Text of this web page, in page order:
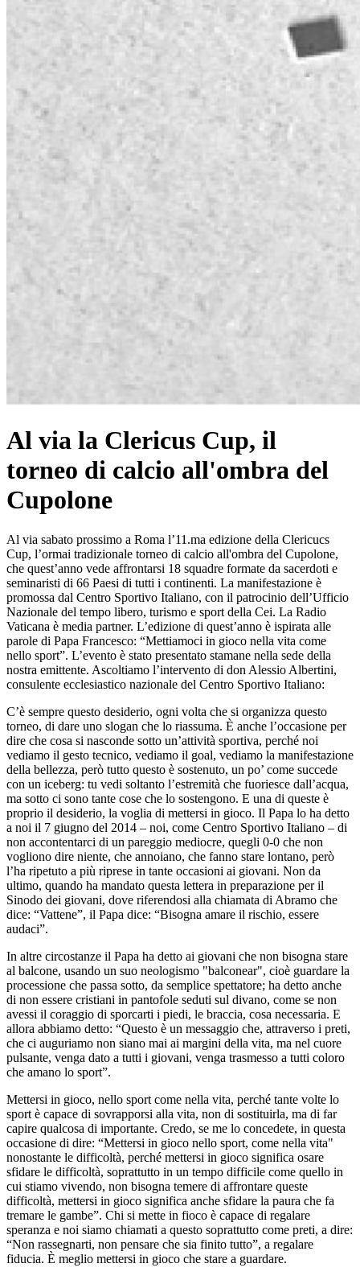
Al via la Clericus Cup, il
torneo di calcio all'ombra del
Cupolone
Al via sabato prossimo a Roma l’11.ma edizione della Clericucs
Cup, l’ormai tradizionale torneo di calcio all'ombra del Cupolone,
che quest’anno vede affrontarsi 18 squadre formate da sacerdoti e
seminaristi di 66 Paesi di tutti i continenti. La manifestazione è
promossa dal Centro Sportivo Italiano, con il patrocinio dell’Ufficio
Nazionale del tempo libero, turismo e sport della Cei. La Radio
Vaticana è media partner. L’edizione di quest’anno è ispirata alle
parole di Papa Francesco: “Mettiamoci in gioco nella vita come
nello sport”. L’evento è stato presentato stamane nella sede della
nostra emittente. Ascoltiamo l’intervento di don Alessio Albertini,
consulente ecclesiastico nazionale del Centro Sportivo Italiano:
C’è sempre questo desiderio, ogni volta che si organizza questo
torneo, di dare uno slogan che lo riassuma. È anche l’occasione per
dire che cosa si nasconde sotto un’attività sportiva, perché noi
vediamo il gesto tecnico, vediamo il goal, vediamo la manifestazione
della bellezza, però tutto questo è sostenuto, un po’ come succede
con un iceberg: tu vedi soltanto l’estremità che fuoriesce dall’acqua,
ma sotto ci sono tante cose che lo sostengono. E una di queste è
proprio il desiderio, la voglia di mettersi in gioco. Il Papa lo ha detto
a noi il 7 giugno del 2014 – noi, come Centro Sportivo Italiano – di
non accontentarci di un pareggio mediocre, quegli 0-0 che non
vogliono dire niente, che annoiano, che fanno stare lontano, però
l’ha ripetuto a più riprese in tante occasioni ai giovani. Non da
ultimo, quando ha mandato questa lettera in preparazione per il
Sinodo dei giovani, dove riferendosi alla chiamata di Abramo che
dice: “Vattene”, il Papa dice: “Bisogna amare il rischio, essere
audaci”.
In altre circostanze il Papa ha detto ai giovani che non bisogna stare
al balcone, usando un suo neologismo "balconear", cioè guardare la
processione che passa sotto, da semplice spettatore; ha detto anche
di non essere cristiani in pantofole seduti sul divano, come se non
avessi il coraggio di sporcarti i piedi, le braccia, cosa necessaria. E
allora abbiamo detto: “Questo è un messaggio che, attraverso i preti,
che ci auguriamo non siano mai ai margini della vita, ma nel cuore
pulsante, venga dato a tutti i giovani, venga trasmesso a tutti coloro
che amano lo sport”.
Mettersi in gioco, nello sport come nella vita, perché tante volte lo
sport è capace di sovrapporsi alla vita, non di sostituirla, ma di far
capire qualcosa di importante. Credo, se me lo concedete, in questa
occasione di dire: “Mettersi in gioco nello sport, come nella vita"
nonostante le difficoltà, perché mettersi in gioco significa osare
sfidare le difficoltà, soprattutto in un tempo difficile come quello in
cui stiamo vivendo, non bisogna temere di affrontare queste
difficoltà, mettersi in gioco significa anche sfidare la paura che fa
tremare le gambe”. Chi si mette in fioco è capace di regalare
speranza e noi siamo chiamati a questo soprattutto come preti, a dire:
“Non rassegnarti, non pensare che sia finito tutto”, a regalare
fiducia. È meglio mettersi in gioco che stare a guardare.